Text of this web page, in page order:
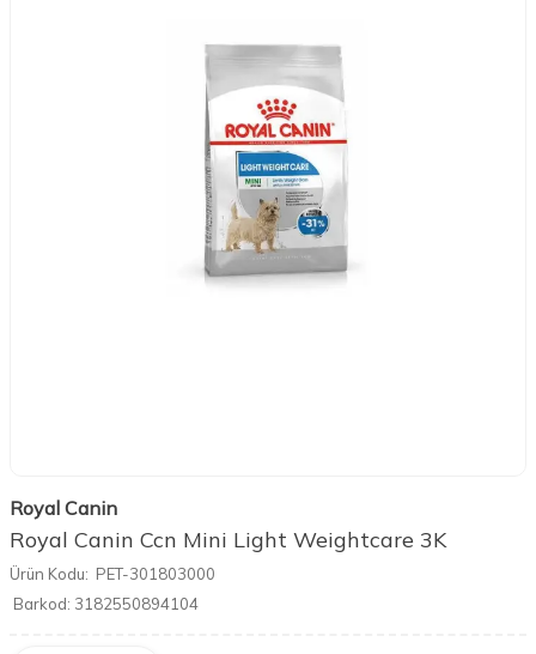
Royal Canin
Royal Canin Ccn Mini Light Weightcare 3K
Ürün Kodu: PET-301803000
Barkod: 3182550894104